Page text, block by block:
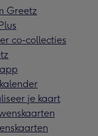
Greetz
co-collecties
je kaart